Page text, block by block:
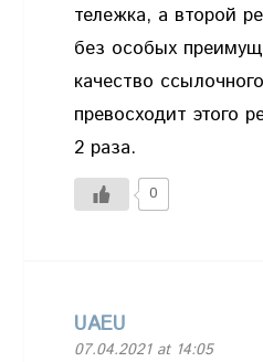
тележка, а второй
без особых
качество
превосходит этого
2 раза.
0
UAEU
07.04.2021 at 14:05